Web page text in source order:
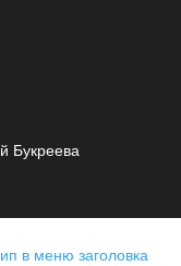
Букреева